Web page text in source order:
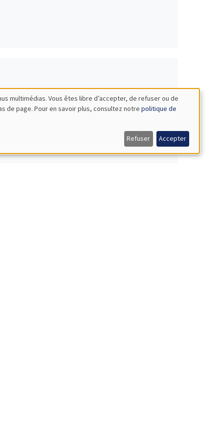
multimédias. Vous êtes libre d’accepter, de refuser ou de
de page. Pour en savoir plus, consultez notre politique de
Refuser Accepter